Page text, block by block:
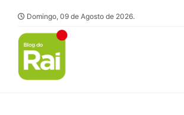
Domingo, 09 de Agosto de 2026.